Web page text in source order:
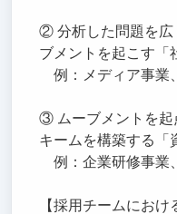
② 分析した問題を広
ブメントを起こす「
例：メディア事業
③ ムーブメントを起
キームを構築する「
例：企業研修事業
【採用チームにおけ